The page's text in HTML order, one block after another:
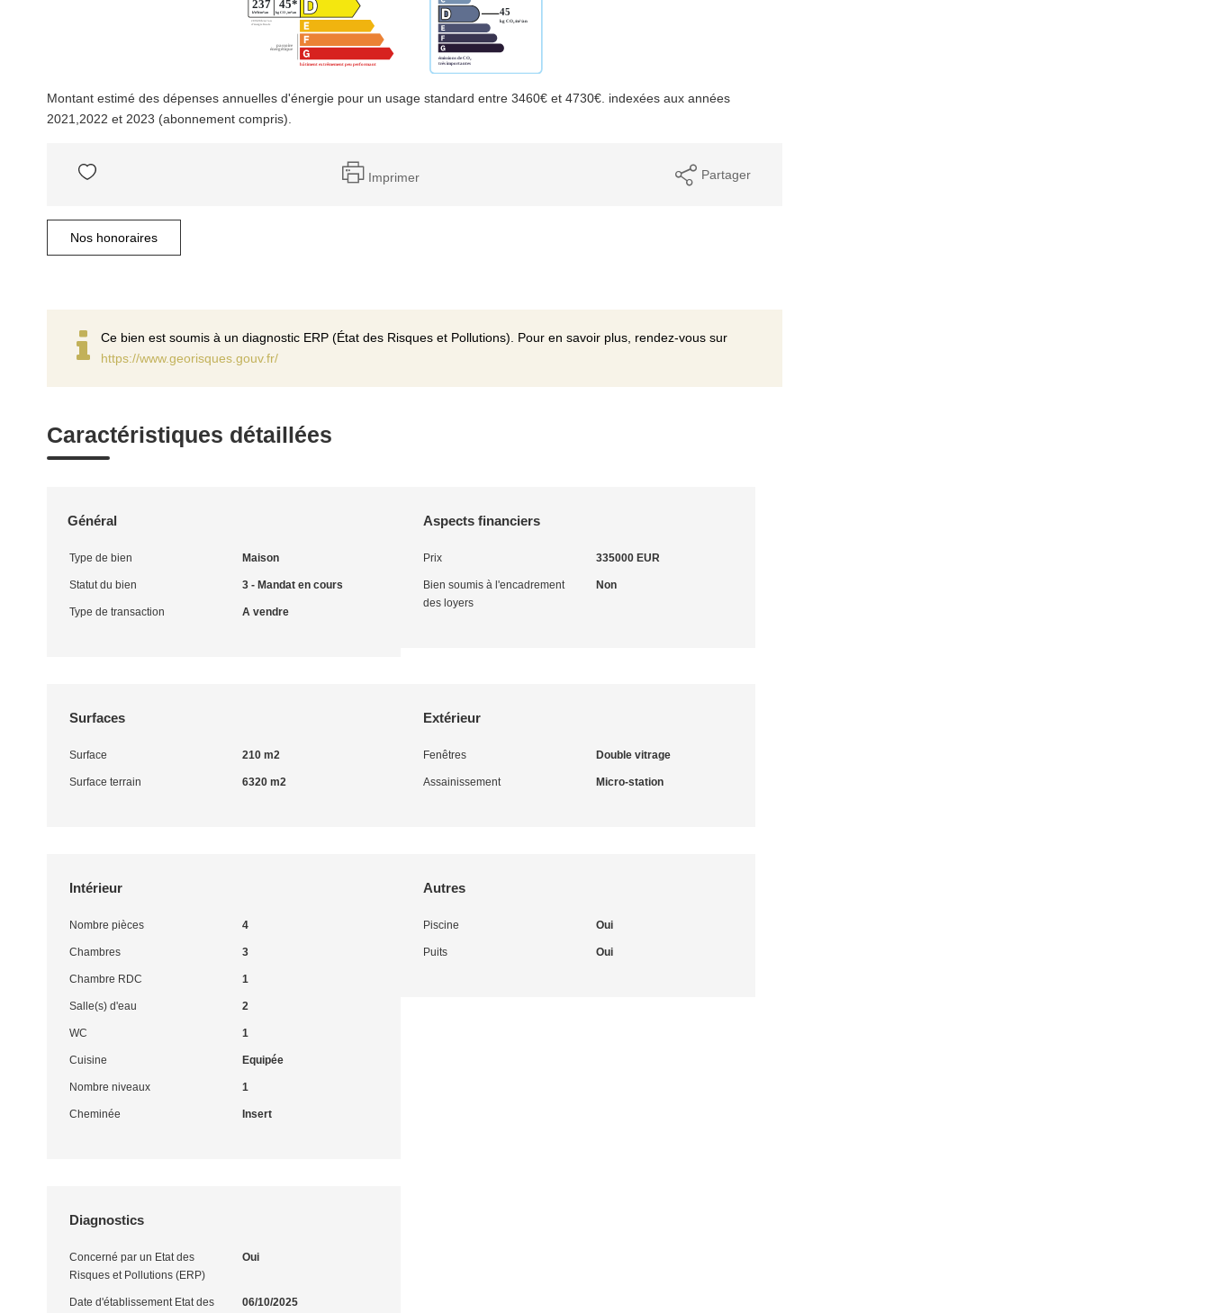
Montant estimé des dépenses annuelles d'énergie pour un usage standard entre 3460€ et 4730€. indexées aux années
2021,2022 et 2023 (abonnement compris).
Imprimer Partager
Nos honoraires
Ce bien est soumis à un diagnostic ERP (État des Risques et Pollutions). Pour en savoir plus, rendez-vous sur
https://www.georisques.gouv.fr/
Caractéristiques détaillées
Général
Type de bien Maison
Statut du bien 3 - Mandat en cours
Type de transaction A vendre
Aspects financiers
Prix 335000 EUR
Bien soumis à l'encadrement
des loyers
Non
Surfaces
Surface 210 m2
Surface terrain 6320 m2
Extérieur
Fenêtres Double vitrage
Assainissement Micro-station
Intérieur
Nombre pièces 4
Chambres 3
Chambre RDC 1
Salle(s) d'eau 2
WC 1
Cuisine Equipée
Nombre niveaux 1
Cheminée Insert
Autres
Piscine Oui
Puits Oui
Diagnostics
Concerné par un Etat des
Risques et Pollutions (ERP)
Oui
Date d'établissement Etat des
06/10/2025